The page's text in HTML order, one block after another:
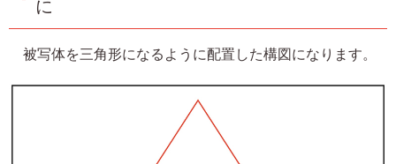
に
被写体を三角形になるように配置した構図になります。